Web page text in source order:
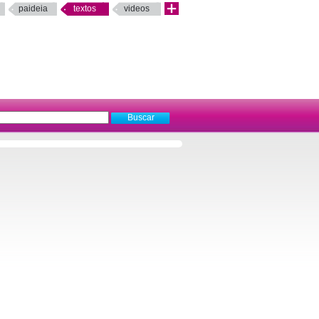
paideia textos videos